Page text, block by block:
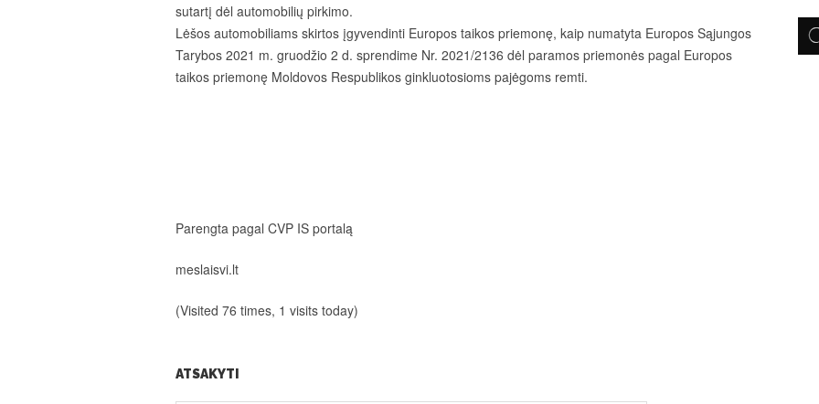
sutartį dėl automobilių pirkimo.
Lėšos automobiliams skirtos įgyvendinti Europos taikos priemonę, kaip numatyta Europos Sąjungos
Tarybos 2021 m. gruodžio 2 d. sprendime Nr. 2021/2136 dėl paramos priemonės pagal Europos
taikos priemonę Moldovos Respublikos ginkluotosioms pajėgoms remti.
Parengta pagal CVP IS portalą
meslaisvi.lt
(Visited 76 times, 1 visits today)
ATSAKYTI